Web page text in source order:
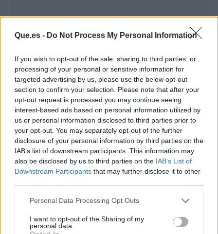
Que.es - Do Not Process My Personal Information
If you wish to opt-out of the sale, sharing to third parties, or
processing of your personal or sensitive information for
targeted advertising by us, please use the below opt-out
section to confirm your selection. Please note that after your
opt-out request is processed you may continue seeing
interest-based ads based on personal information utilized by
us or personal information disclosed to third parties prior to
your opt-out. You may separately opt-out of the further
disclosure of your personal information by third parties on the
IAB’s list of downstream participants. This information may
also be disclosed by us to third parties on the IAB’s List of
Downstream Participants that may further disclose it to other
Personal Data Processing Opt Outs
I want to opt-out of the Sharing of my
personal data.
Atrás Siguiente
ARTÍCULO ANTERIOR
WHATSAPP: EL TRUCO
PARA LEER UN
MENSAJE SIN ESTAR
ONLINE O APARECER
EL CHECK AZUL
ARTÍCULO SIGUIENTE
DANI GARCÍA MÁS
INTERNACIONAL QUE
NUNCA: DE IBIZA A
CONQUISTAR EL
MUNDO